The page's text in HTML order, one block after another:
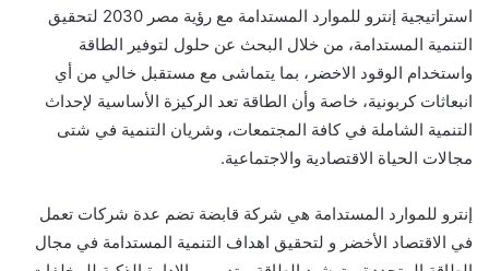
استراتيجية إنترو للموارد المستدامة مع رؤية مصر 2030 لتحقيق
التنمية المستدامة، من خلال البحث عن حلول لتوفير الطاقة
واستخدام الوقود الاخضر، بما يتماشى مع مستقبل خالي من أي
انبعاثات كربونية، خاصة وأن الطاقة تعد الركيزة الأساسية لإحداث
التنمية الشاملة في كافة المجتمعات، وشريان التنمية في شتى
مجالات الحياة الاقتصادية والاجتماعية.
إنترو للموارد المستدامة هي شركة قابضة تضم عدة شركات تعمل
في الاقتصاد الأخضر و لتحقيق اهداف التنمية المستدامة في مجال